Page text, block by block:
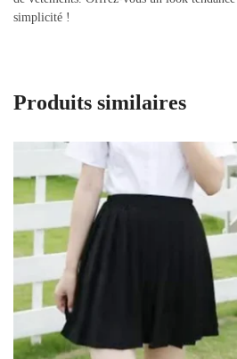
simplicité !
Produits similaires